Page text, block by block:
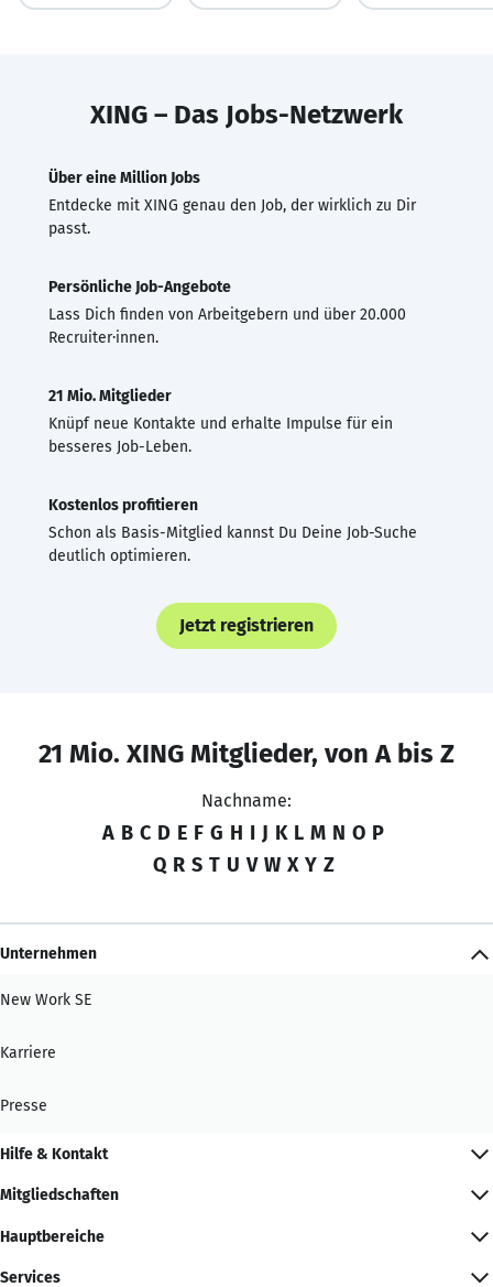
XING – Das Jobs-Netzwerk
Über eine Million Jobs
Entdecke mit XING genau den Job, der wirklich zu Dir
passt.
Persönliche Job-Angebote
Lass Dich finden von Arbeitgebern und über 20.000
Recruiter·innen.
21 Mio. Mitglieder
Knüpf neue Kontakte und erhalte Impulse für ein
besseres Job-Leben.
Kostenlos profitieren
Schon als Basis-Mitglied kannst Du Deine Job-Suche
deutlich optimieren.
Jetzt registrieren
21 Mio. XING Mitglieder, von A bis Z
Nachname:
A B C D E F G H I J K L M N O P
Q R S T U V W X Y Z
Unternehmen
New Work SE
Karriere
Presse
Hilfe & Kontakt
Mitgliedschaften
Hauptbereiche
Services